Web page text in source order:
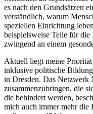
es nach den Grundsätzen
verständlich, warum
speziellen Einrichtung
beispielsweise Teile für die
zwingend an einem
Aktuell liegt meine
inklusive politische
in Dresden. Das Netzwerk
zusammenzubringen, die
die behindert werden,
mich auch immer mehr die